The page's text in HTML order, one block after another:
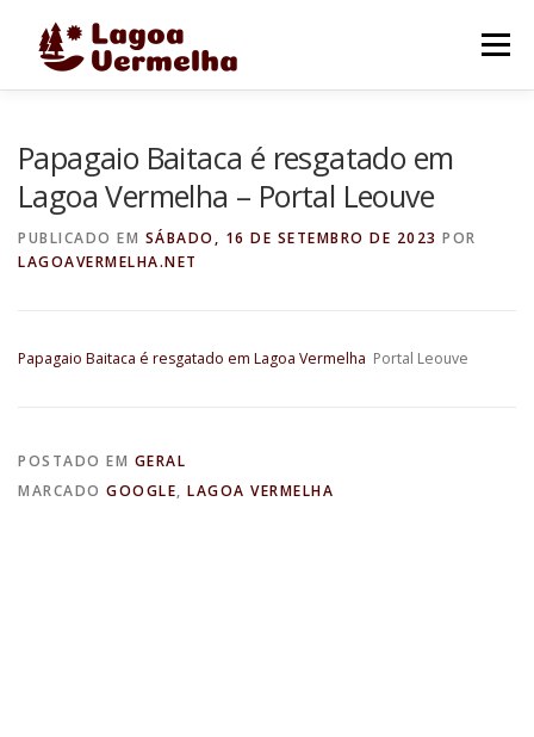
Menu
Papagaio Baitaca é resgatado em
Lagoa Vermelha – Portal Leouve
PUBLICADO EM SÁBADO, 16 DE SETEMBRO DE 2023 POR
LAGOAVERMELHA.NET
Papagaio Baitaca é resgatado em Lagoa Vermelha Portal Leouve
POSTADO EM GERAL
MARCADO GOOGLE, LAGOA VERMELHA